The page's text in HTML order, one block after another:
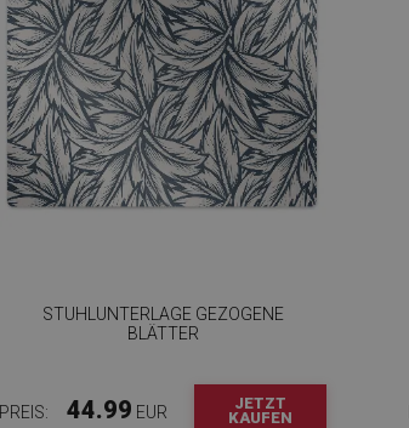
STUHLUNTERLAGE GEZOGENE
BLÄTTER
PREIS: 44.99 EUR
JETZT
KAUFEN